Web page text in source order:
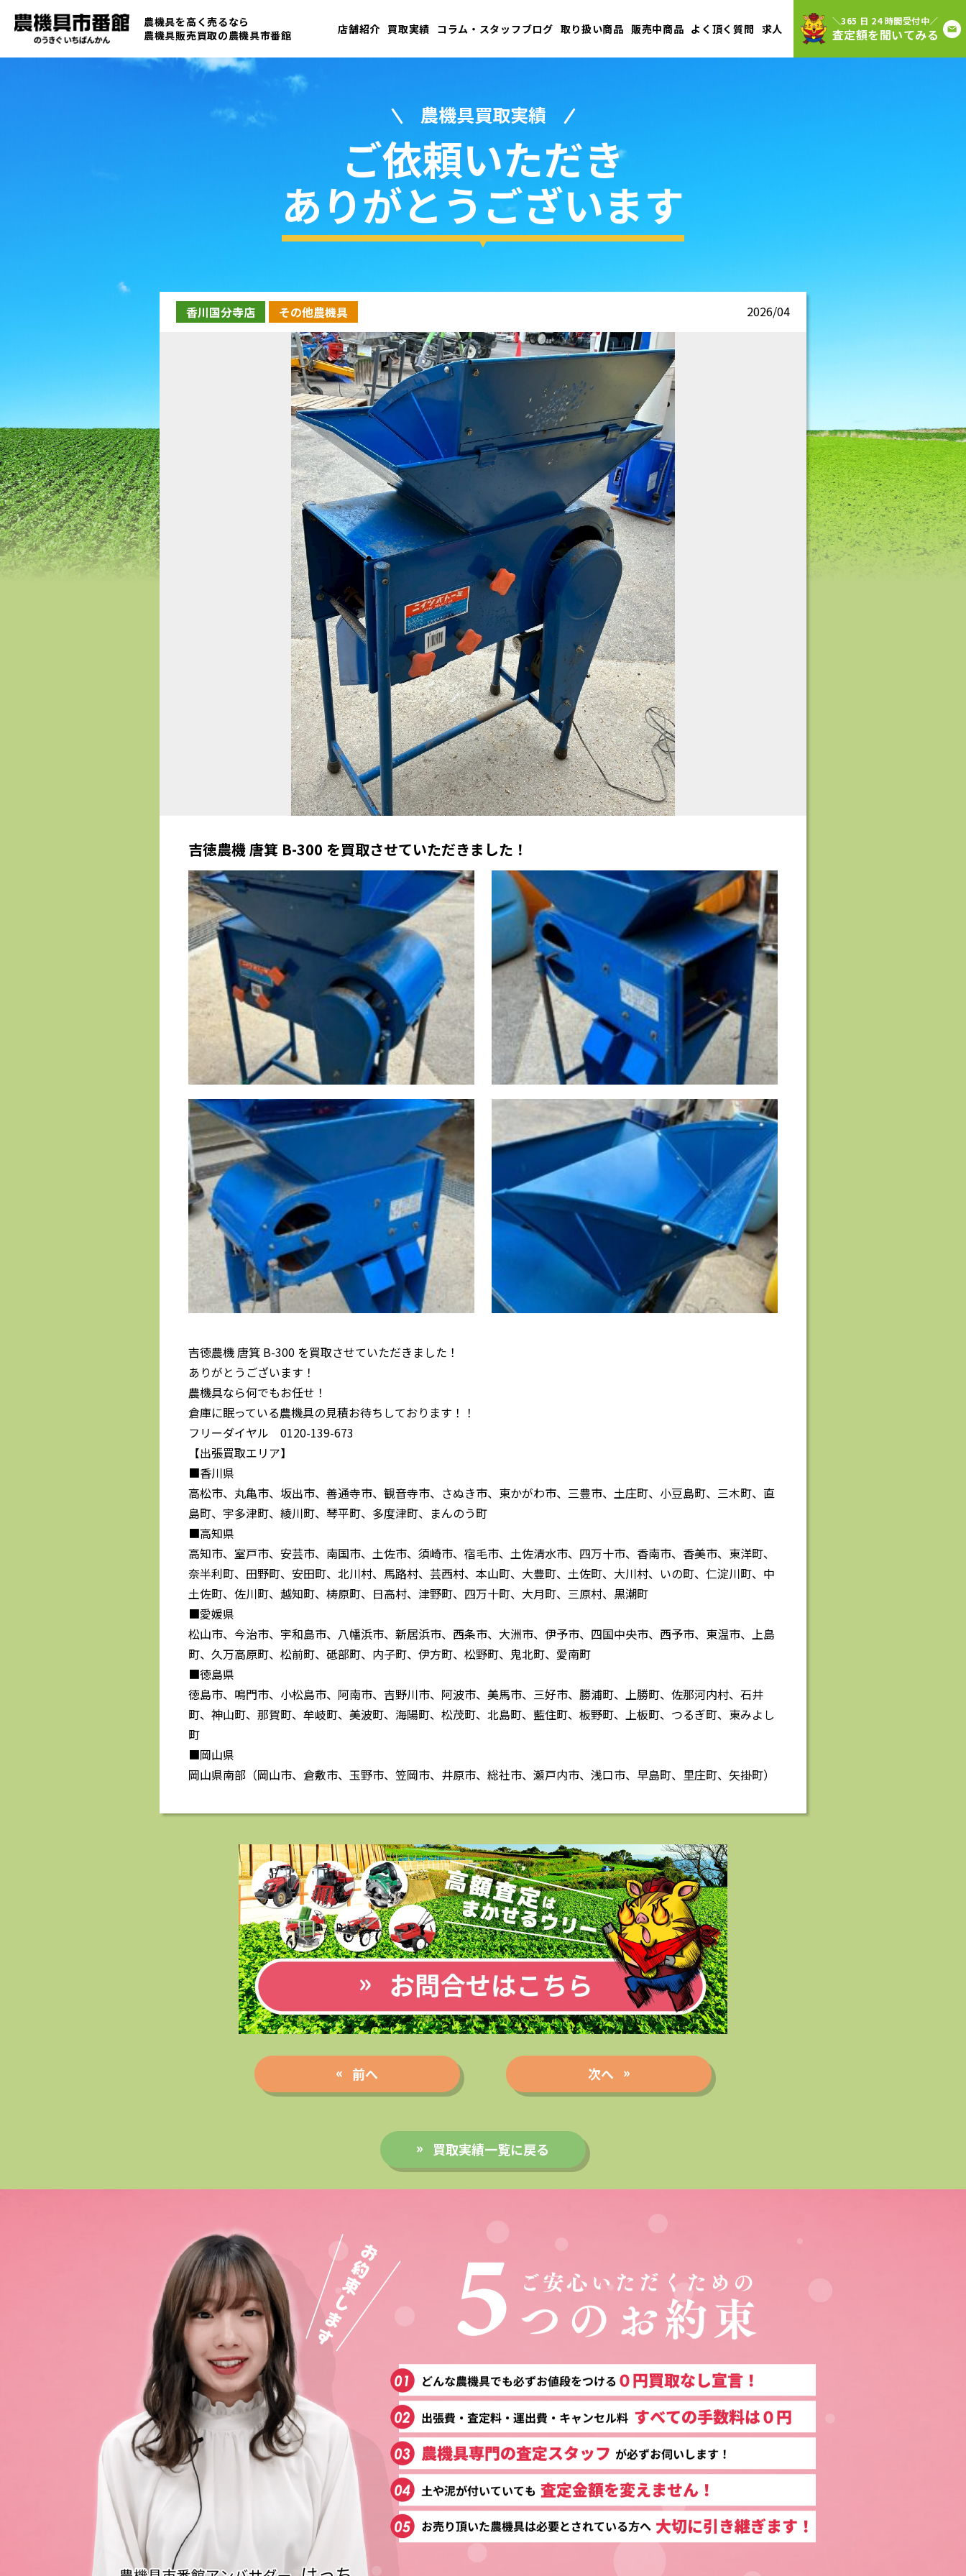
農機具を高く売るなら
農機具販売買取の農機具市番館 店舗紹介 買取実績 コラム・スタッフブログ 取り扱い商品 販売中商品 よく頂く質問 求人
＼365 日 24 時間受付中／
査定額を聞いてみる
農機具買取実績
ご依頼いただき
ありがとうございます
香川国分寺店 その他農機具 2026/04
吉徳農機 唐箕 B-300 を買取させていただきました！
吉徳農機 唐箕 B-300 を買取させていただきました！
ありがとうございます！
農機具なら何でもお任せ！
倉庫に眠っている農機具の見積お待ちしております！！
フリーダイヤル 0120-139-673
【出張買取エリア】
■香川県
高松市、丸亀市、坂出市、善通寺市、観音寺市、さぬき市、東かがわ市、三豊市、土庄町、小豆島町、三木町、直
島町、宇多津町、綾川町、琴平町、多度津町、まんのう町
■高知県
高知市、室戸市、安芸市、南国市、土佐市、須崎市、宿毛市、土佐清水市、四万十市、香南市、香美市、東洋町、
奈半利町、田野町、安田町、北川村、馬路村、芸西村、本山町、大豊町、土佐町、大川村、いの町、仁淀川町、中
土佐町、佐川町、越知町、梼原町、日高村、津野町、四万十町、大月町、三原村、黒潮町
■愛媛県
松山市、今治市、宇和島市、八幡浜市、新居浜市、西条市、大洲市、伊予市、四国中央市、西予市、東温市、上島
町、久万高原町、松前町、砥部町、内子町、伊方町、松野町、鬼北町、愛南町
■徳島県
徳島市、鳴門市、小松島市、阿南市、吉野川市、阿波市、美馬市、三好市、勝浦町、上勝町、佐那河内村、石井
町、神山町、那賀町、牟岐町、美波町、海陽町、松茂町、北島町、藍住町、板野町、上板町、つるぎ町、東みよし
町
■岡山県
岡山県南部（岡山市、倉敷市、玉野市、笠岡市、井原市、総社市、瀬戸内市、浅口市、早島町、里庄町、矢掛町）
前へ 次へ
買取実績一覧に戻る